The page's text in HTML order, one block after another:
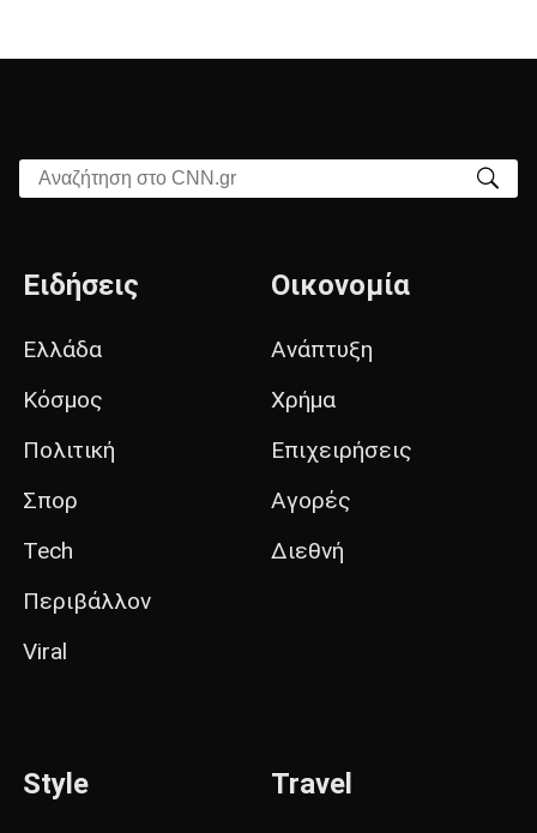
Αναζήτηση στο CNN.gr
Ειδήσεις
Ελλάδα
Κόσμος
Πολιτική
Σπορ
Tech
Περιβάλλον
Viral
Οικονομία
Ανάπτυξη
Χρήμα
Επιχειρήσεις
Αγορές
Διεθνή
Style Travel